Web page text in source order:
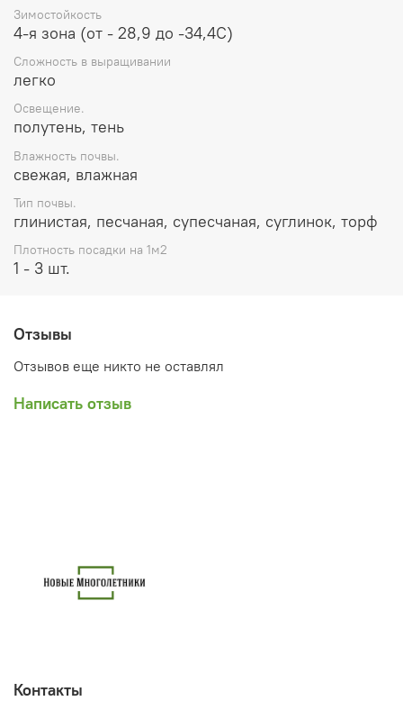
Зимостойкость
4-я зона (от - 28,9 до -34,4С)
Сложность в выращивании
легко
Освещение.
полутень, тень
Влажность почвы.
свежая, влажная
Тип почвы.
глинистая, песчаная, супесчаная, суглинок, торф
Плотность посадки на 1м2
1 - 3 шт.
Отзывы
Отзывов еще никто не оставлял
Написать отзыв
Контакты